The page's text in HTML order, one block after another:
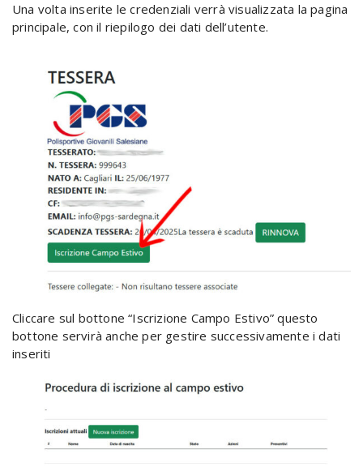
Una volta inserite le credenziali verrà visualizzata la pagina
principale, con il riepilogo dei dati dell’utente.
Cliccare sul bottone “Iscrizione Campo Estivo” questo
bottone servirà anche per gestire successivamente i dati
inseriti